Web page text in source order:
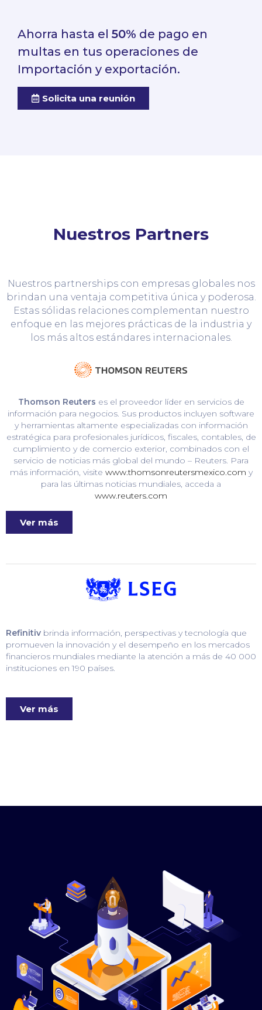
Ahorra hasta el 50% de pago en
multas en tus operaciones de
Importación y exportación.
Solicita una reunión
Nuestros Partners
Nuestros partnerships con empresas globales nos
brindan una ventaja competitiva única y poderosa.
Estas sólidas relaciones complementan nuestro
enfoque en las mejores prácticas de la industria y
los más altos estándares internacionales.
Thomson Reuters es el proveedor líder en servicios de
información para negocios. Sus productos incluyen software
y herramientas altamente especializadas con información
estratégica para profesionales jurídicos, fiscales, contables, de
cumplimiento y de comercio exterior, combinados con el
servicio de noticias más global del mundo – Reuters. Para
más información, visite www.thomsonreutersmexico.com y
para las últimas noticias mundiales, acceda a
www.reuters.com
Ver más
Refinitiv brinda información, perspectivas y tecnología que
promueven la innovación y el desempeño en los mercados
financieros mundiales mediante la atención a más de 40 000
instituciones en 190 países.
Ver más